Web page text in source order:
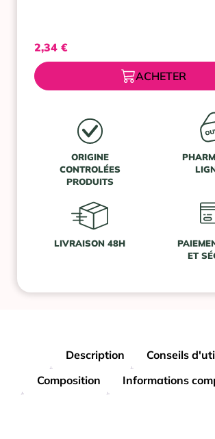
2,34 €
ACHETER
ORIGINE
CONTROLÉES
PRODUITS
LIVRAISON 48H
ET
Description
Conseils
Composition
Informations